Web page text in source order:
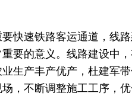
快速铁路客运通道，线
要的意义。线路建设中
生产丰产优产，杜建军
，不断调整施工工序，